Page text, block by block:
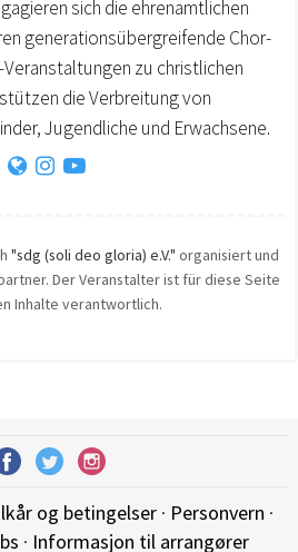
sich die ehrenamtlichen
generationsübergreifende Chor-
zu christlichen
die Verbreitung von
Jugendliche und Erwachsene.
"sdg (soli deo gloria) e.V." organisiert und
Der Veranstalter ist für diese Seite
Inhalte verantwortlich.
og betingelser · Personvern ·
· Informasjon til arrangører